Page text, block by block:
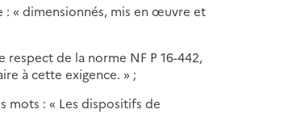
: « dimensionnés, mis en œuvre et
respect de la norme NF P 16-442,
à cette exigence. » ;
mots : « Les dispositifs de